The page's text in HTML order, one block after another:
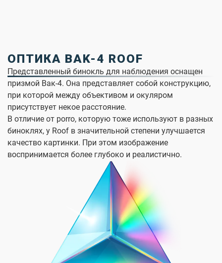
ОПТИКА BAK-4 ROOF
Представленный бинокль для наблюдения оснащен
призмой Вак-4. Она представляет собой конструкцию,
при которой между объективом и окуляром
присутствует некое расстояние.
В отличие от porro, которую тоже используют в разных
биноклях, у Roof в значительной степени улучшается
качество картинки. При этом изображение
воспринимается более глубоко и реалистично.